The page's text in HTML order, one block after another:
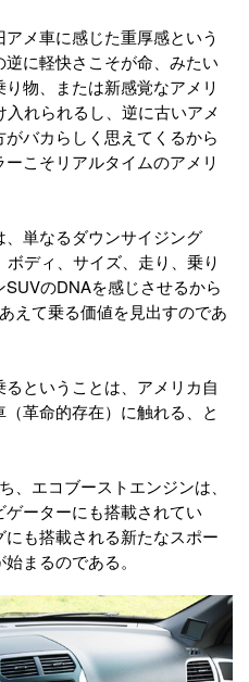
メ車に感じた重厚感という
に軽快さこそが命、みたい
物、または新感覚なアメリ
れられるし、逆に古いアメ
バカらしく思えてくるから
こそリアルタイムのアメリ
単なるダウンサイジング
ディ、サイズ、走り、乗り
のDNAを感じさせるから
えて乗る価値を見出すのであ
ということは、アメリカ自
革命的存在）に触れる、と
エコブーストエンジンは、
ーターにも搭載されてい
も搭載される新たなスポー
まるのである。